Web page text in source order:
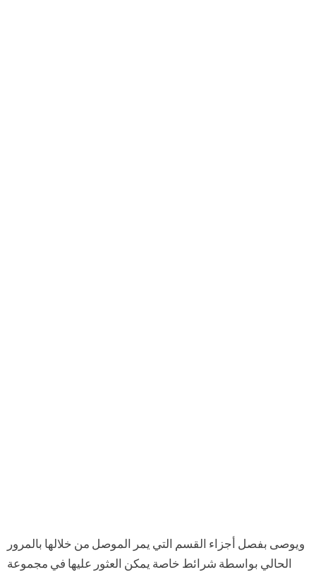
ويوصى بفصل أجزاء القسم التي يمر الموصل من خلالها بالمرور
الحالي بواسطة شرائط خاصة يمكن العثور عليها في مجموعة